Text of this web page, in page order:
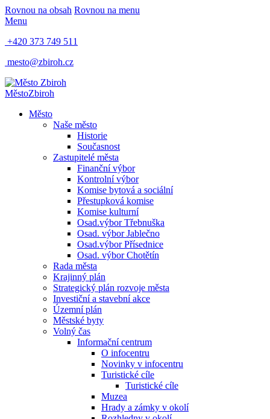
Rovnou na obsah Rovnou na menu
Menu
+420 373 749 511
mesto@zbiroh.cz
MěstoZbiroh
Město
Naše město
Historie
Současnost
Zastupitelé města
Finanční výbor
Kontrolní výbor
Komise bytová a sociální
Přestupková komise
Komise kulturní
Osad.výbor Třebnuška
Osad. výbor Jablečno
Osad.výbor Přísednice
Osad. výbor Chotětín
Rada města
Krajinný plán
Strategický plán rozvoje města
Investiční a stavební akce
Územní plán
Městské byty
Volný čas
Informační centrum
O infocentru
Novinky v infocentru
Turistické cíle
Turistické cíle
Muzea
Hrady a zámky v okolí